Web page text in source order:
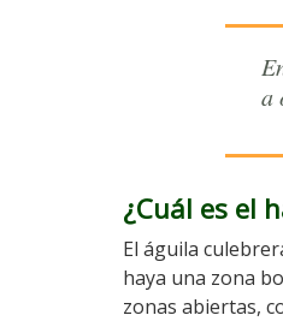
a
¿Cuál es el
El águila
haya una zona
zonas abiertas,